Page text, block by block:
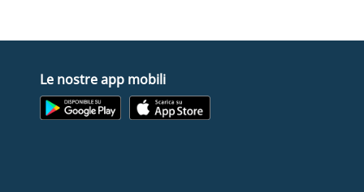
Le nostre app mobili